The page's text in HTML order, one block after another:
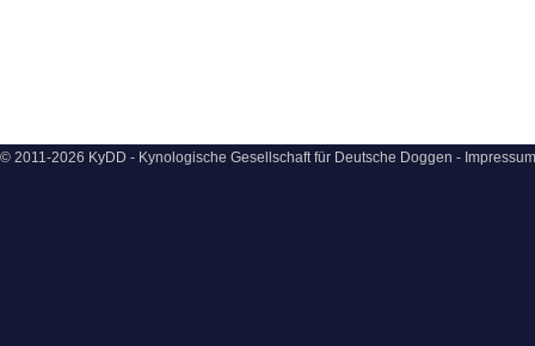
© 2011-2026 KyDD - Kynologische Gesellschaft für Deutsche Doggen - Impressum